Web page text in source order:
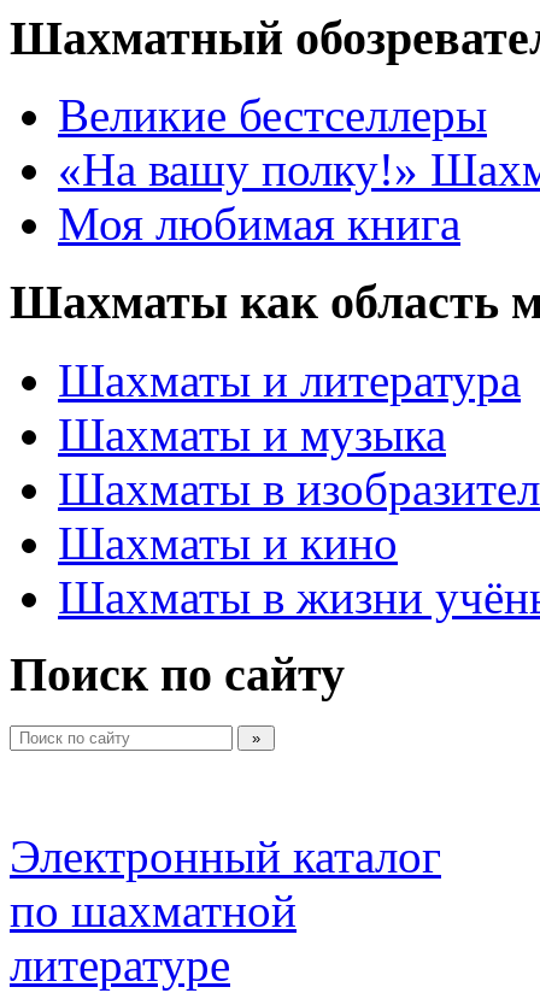
Шахматный
Великие бестселлеры
«На вашу полку!»
Моя любимая книга
Шахматы как область
Шахматы и литература
Шахматы и музыка
Шахматы в
Шахматы и кино
Шахматы в жизни
Поиск по сайту
Электронный каталог
по шахматной
литературе